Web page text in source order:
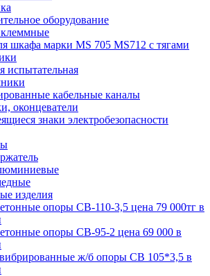
оборудование
шкафа марки MS 705 MS712 с тягами
испытательная
кабельные каналы
оконцеватели
знаки электробезопасности
изделия
опоры СВ-110-3,5 цена 79 000тг в
опоры СВ-95-2 цена 69 000 в
ж/б опоры CВ 105*3,5 в